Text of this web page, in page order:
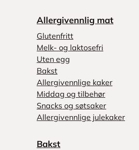
Allergivennlig mat
Glutenfritt
Melk- og laktosefri
Uten egg
Bakst
Allergivennlige kaker
Middag og tilbehør
Snacks og søtsaker
Allergivennlige julekaker
Bakst